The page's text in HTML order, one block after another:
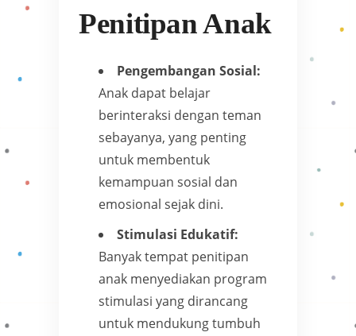
Penitipan Anak
Pengembangan Sosial:
Anak dapat belajar
berinteraksi dengan teman
sebayanya, yang penting
untuk membentuk
kemampuan sosial dan
emosional sejak dini.
Stimulasi Edukatif:
Banyak tempat penitipan
anak menyediakan program
stimulasi yang dirancang
untuk mendukung tumbuh